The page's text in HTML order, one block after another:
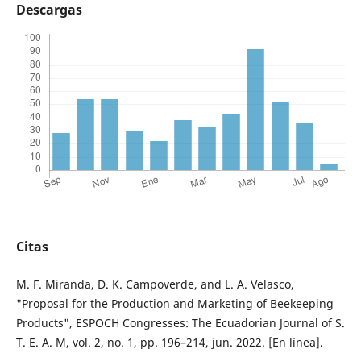
Descargas
Citas
M. F. Miranda, D. K. Campoverde, and L. A. Velasco,
"Proposal for the Production and Marketing of Beekeeping
Products", ESPOCH Congresses: The Ecuadorian Journal of S.
T. E. A. M, vol. 2, no. 1, pp. 196–214, jun. 2022. [En línea].